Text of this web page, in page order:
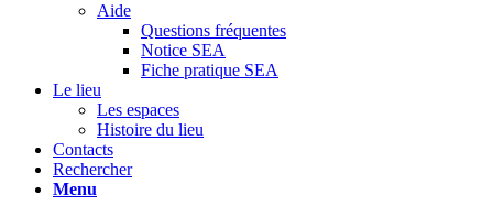
Aide
Questions fréquentes
Notice SEA
Fiche pratique SEA
Le lieu
Les espaces
Histoire du lieu
Contacts
Rechercher
Menu